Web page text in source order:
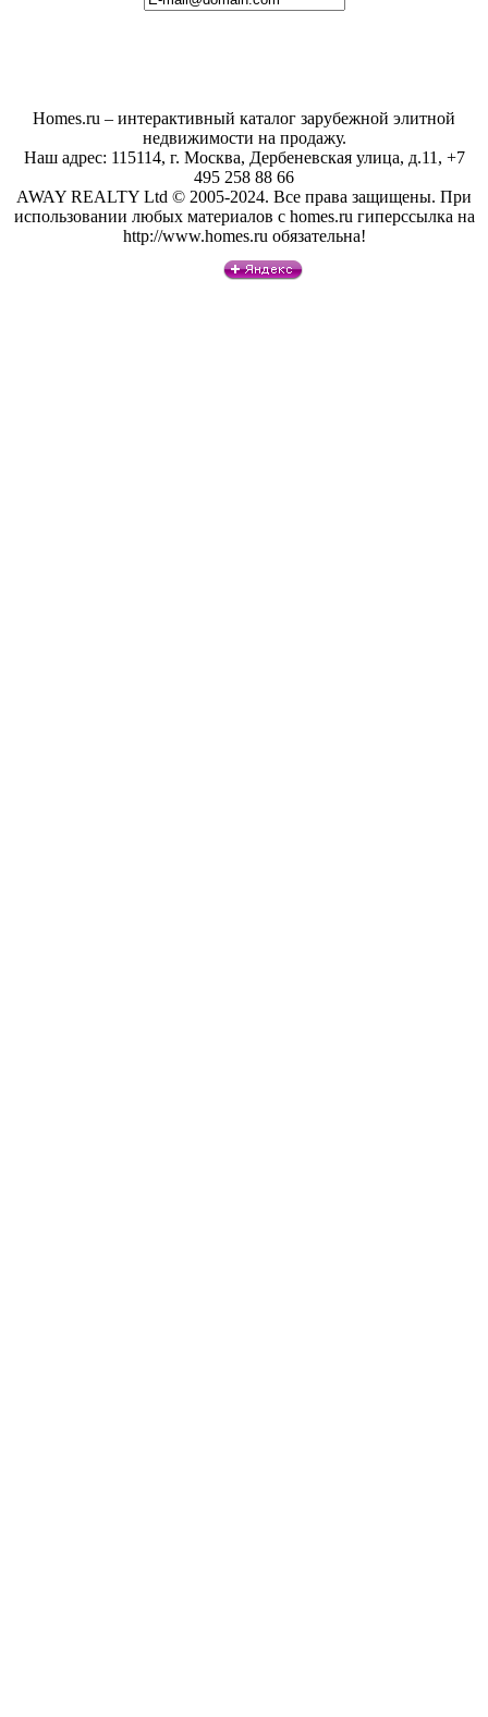
Homes.ru – интерактивный каталог зарубежной элитной
недвижимости на продажу.
Наш адрес: 115114, г. Москва, Дербеневская улица, д.11, +7
495 258 88 66
AWAY REALTY Ltd © 2005-2024. Все права защищены. При
использовании любых материалов с homes.ru гиперссылка на
http://www.homes.ru обязательна!